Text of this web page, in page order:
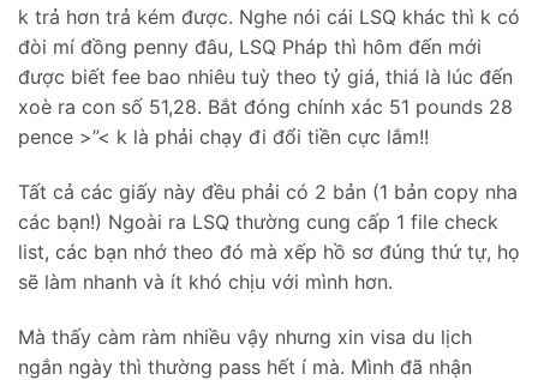
k trả hơn trả kém được. Nghe nói cái LSQ khác thì k có
đòi mí đồng penny đâu, LSQ Pháp thì hôm đến mới
được biết fee bao nhiêu tuỳ theo tỷ giá, thiá là lúc đến
xoè ra con số 51,28. Bắt đóng chính xác 51 pounds 28
pence >”< k là phải chạy đi đổi tiền cực lắm!!
Tất cả các giấy này đều phải có 2 bản (1 bản copy nha
các bạn!) Ngoài ra LSQ thường cung cấp 1 file check
list, các bạn nhớ theo đó mà xếp hồ sơ đúng thứ tự, họ
sẽ làm nhanh và ít khó chịu với mình hơn.
Mà thấy càm ràm nhiều vậy nhưng xin visa du lịch
ngắn ngày thì thường pass hết í mà. Mình đã nhận